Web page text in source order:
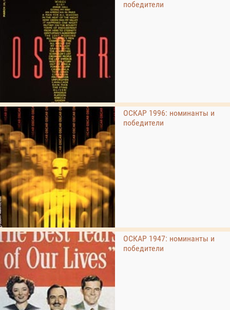
победители
ОСКАР 1996: номинанты и
победители
ОСКАР 1947: номинанты и
победители